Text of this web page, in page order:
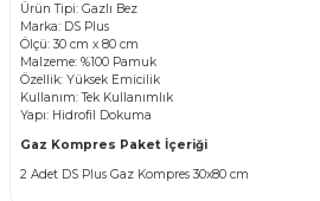
Ürün Tipi: Gazlı Bez
Marka: DS Plus
Ölçü: 30 cm x 80 cm
Malzeme: %100 Pamuk
Özellik: Yüksek Emicilik
Kullanım: Tek Kullanımlık
Yapı: Hidrofil Dokuma
Gaz Kompres Paket İçeriği
2 Adet DS Plus Gaz Kompres 30x80 cm